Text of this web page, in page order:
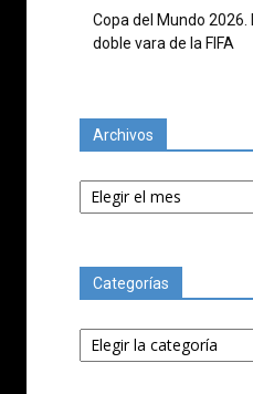
Copa del Mundo 2026.
doble vara de la FIFA
Archivos
Archivos
Categorías
Categorías